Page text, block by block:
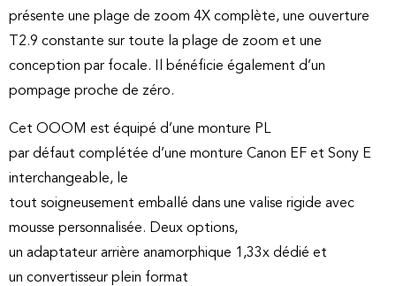
présente une plage de zoom 4X complète, une ouverture
T2.9 constante sur toute la plage de zoom et une
conception par focale. Il bénéficie également d’un
pompage proche de zéro.
Cet OOOM est équipé d’une monture PL
par défaut complétée d’une monture Canon EF et Sony E
interchangeable, le
tout soigneusement emballé dans une valise rigide avec
mousse personnalisée. Deux options,
un adaptateur arrière anamorphique 1,33x dédié et
un convertisseur plein format